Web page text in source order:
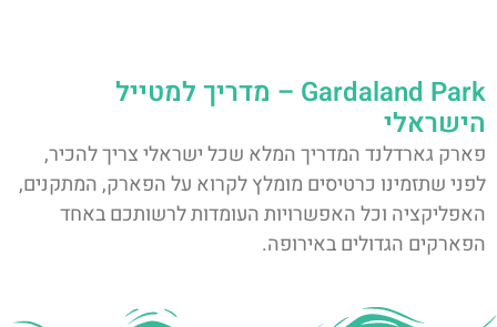
Gardaland Park – מדריך למטייל
הישראלי
פארק גארדלנד המדריך המלא שכל ישראלי צריך להכיר,
לפני שתזמינו כרטיסים מומלץ לקרוא על הפארק, המתקנים,
האפליקציה וכל האפשרויות העומדות לרשותכם באחד
הפארקים הגדולים באירופה.